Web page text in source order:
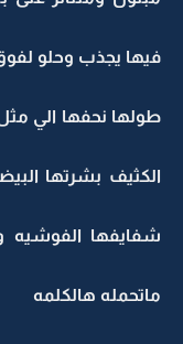
فيها يجذب وحلو
طولها نحفها الي
الكثيف بشرتها
شفايفها الفوشيه
ماتحمله هالكلمه